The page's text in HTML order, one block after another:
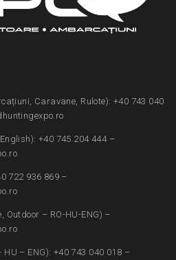
Caravane, Rulote): +40 743 040
+40 745 204 444 –
722 936 869 –
Outdoor – RO-HU-ENG) –
– ENG): +40 743 040 018 –